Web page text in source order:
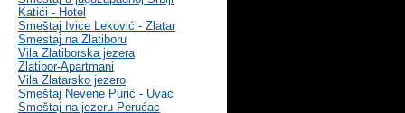
Katići - Hotel
Smeštaj Ivice Leković - Zlatar
Smestaj na Zlatiboru
Vila Zlatiborska jezera
Zlatibor-Apartmani
Vila Zlatarsko jezero
Smeštaj Nevene Purić - Uvac
Smeštaj na jezeru Perućac